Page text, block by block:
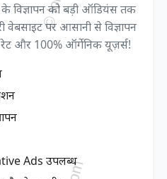
के विज्ञापन को बड़ी ऑडियंस तक
वेबसाइट पर आसानी से विज्ञापन
और 100% ऑर्गेनिक यूज़र्स!
Ads उपलब्ध